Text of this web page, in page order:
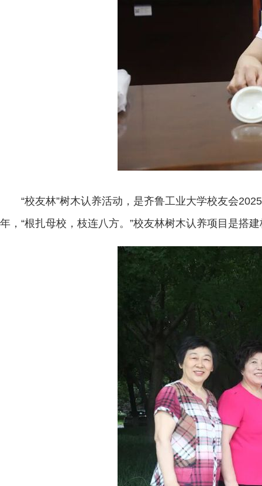
“校友林”树木认养活动，是齐鲁工业大学校友会
年，“根扎母校，枝连八方。”校友林树木认养项目是搭